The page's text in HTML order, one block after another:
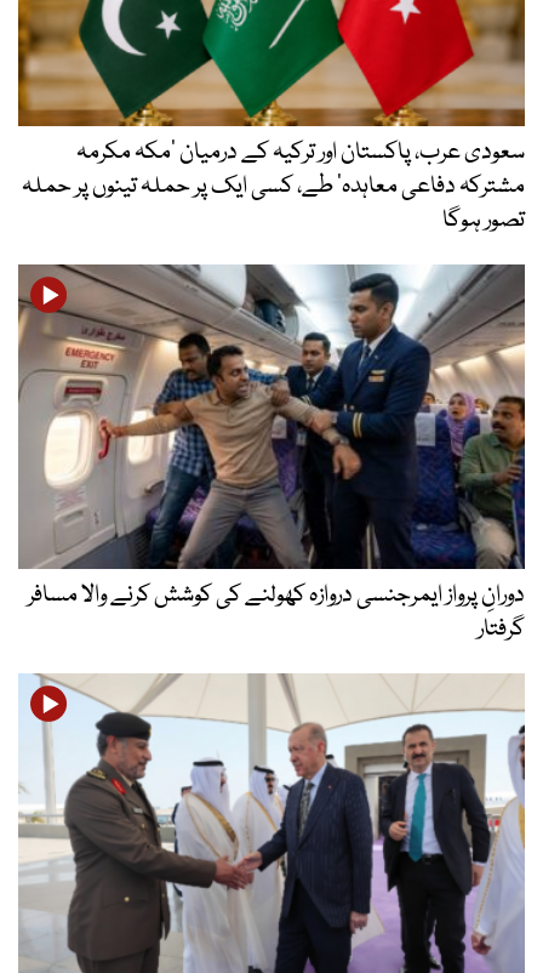
سعودی عرب، پاکستان اور ترکیہ کے درمیان ’مکہ مکرمہ
مشترکہ دفاعی معاہدہ‘ طے، کسی ایک پر حملہ تینوں پر حملہ
تصور ہوگا
دورانِ پرواز ایمرجنسی دروازہ کھولنے کی کوشش کرنے والا مسافر
گرفتار